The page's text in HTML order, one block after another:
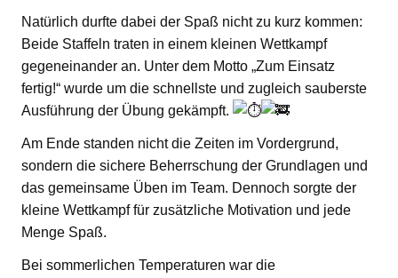
Natürlich durfte dabei der Spaß nicht zu kurz kommen:
Beide Staffeln traten in einem kleinen Wettkampf
gegeneinander an. Unter dem Motto „Zum Einsatz
fertig!“ wurde um die schnellste und zugleich sauberste
Ausführung der Übung gekämpft.
Am Ende standen nicht die Zeiten im Vordergrund,
sondern die sichere Beherrschung der Grundlagen und
das gemeinsame Üben im Team. Dennoch sorgte der
kleine Wettkampf für zusätzliche Motivation und jede
Menge Spaß.
Bei sommerlichen Temperaturen war die